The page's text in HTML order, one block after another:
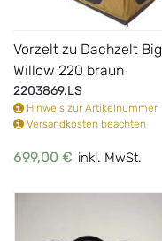
Vorzelt zu Dachzelt Big
Willow 220 braun
2203869.LS
Hinweis zur Artikelnummer
Versandkosten beachten
699,00 € inkl. MwSt.